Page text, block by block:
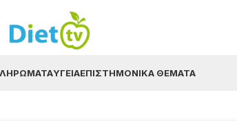
ΥΓΕΊΑΕΠΙΣΤΗΜΟΝΙΚΆ ΘΈΜΑΤΑ